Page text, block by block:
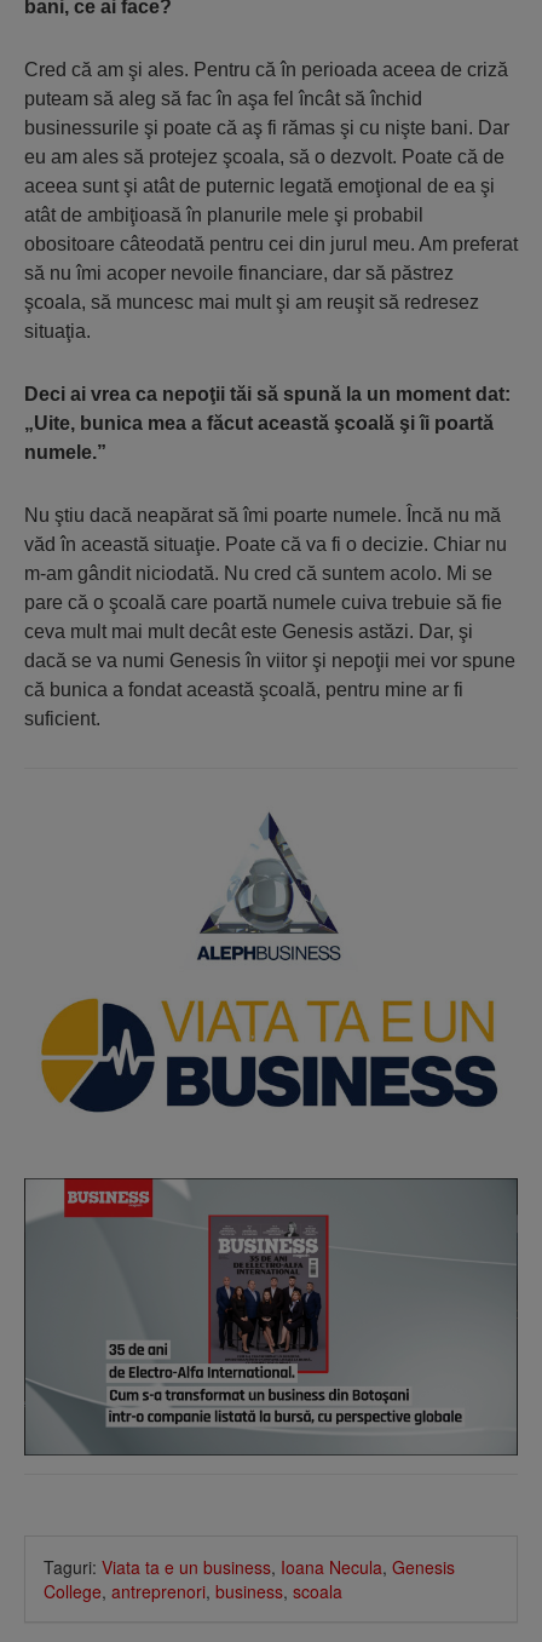
bani, ce ai face?
Cred că am şi ales. Pentru că în perioada aceea de criză
puteam să aleg să fac în aşa fel încât să închid
businessurile şi poate că aş fi rămas şi cu nişte bani. Dar
eu am ales să protejez şcoala, să o dezvolt. Poate că de
aceea sunt şi atât de puternic legată emoţional de ea şi
atât de ambiţioasă în planurile mele şi probabil
obositoare câteodată pentru cei din jurul meu. Am preferat
să nu îmi acoper nevoile financiare, dar să păstrez
şcoala, să muncesc mai mult şi am reuşit să redresez
situaţia.
Deci ai vrea ca nepoţii tăi să spună la un moment dat:
„Uite, bunica mea a făcut această şcoală şi îi poartă
numele.”
Nu ştiu dacă neapărat să îmi poarte numele. Încă nu mă
văd în această situaţie. Poate că va fi o decizie. Chiar nu
m-am gândit niciodată. Nu cred că suntem acolo. Mi se
pare că o şcoală care poartă numele cuiva trebuie să fie
ceva mult mai mult decât este Genesis astăzi. Dar, şi
dacă se va numi Genesis în viitor şi nepoţii mei vor spune
că bunica a fondat această şcoală, pentru mine ar fi
suficient.
Taguri: Viata ta e un business, Ioana Necula, Genesis
College, antreprenori, business, scoala